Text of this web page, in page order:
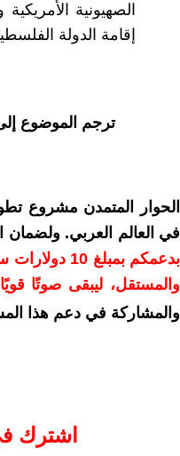
الصهيونية
إقامة الدولة
ترجم الموضوع
الحوار المتمدن مشروع
في العالم العربي. ولضمان
بدعمكم
والمستقل، ليبقى صوتًا
والمشاركة في دعم هذا
اشترك